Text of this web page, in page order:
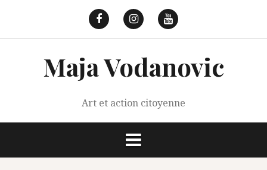
contenu
FacebookInstagramYoutube
Maja Vodanovic
Art et action citoyenne